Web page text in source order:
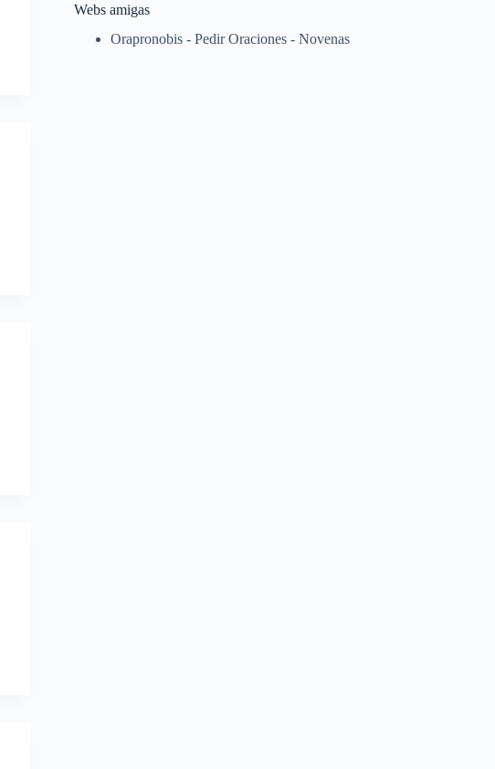
Webs amigas
Orapronobis - Pedir Oraciones - Novenas